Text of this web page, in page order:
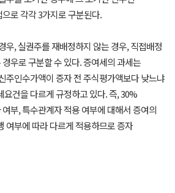
로 각각 3가지로 구분된다.
우, 실권주를 재배정하지 않는 경우, 직접배정
우로 구분할 수 있다. 증여세의 과세는
주인수가액이 증자 전 주식평가액보다 낮느냐
요건을 다르게 규정하고 있다. 즉, 30%
부, 특수관계자 적용 여부에 대해서 증여의
여부에 따라 다르게 적용하므로 증자